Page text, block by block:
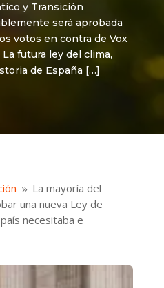
y Transición
será aprobada
votos en contra de Vox
futura ley del clima,
de España […]
9 La mayoría del
una nueva Ley de
necesitaba e